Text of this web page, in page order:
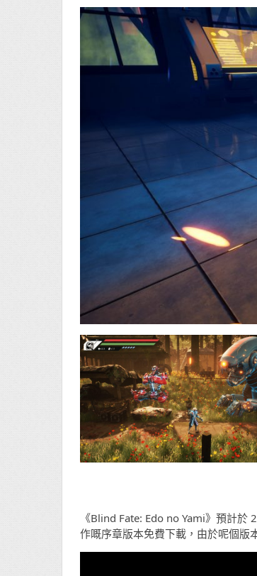
《Blind Fate: Edo no Yami》預計
作嘅序章版本免費下載，由於呢個版